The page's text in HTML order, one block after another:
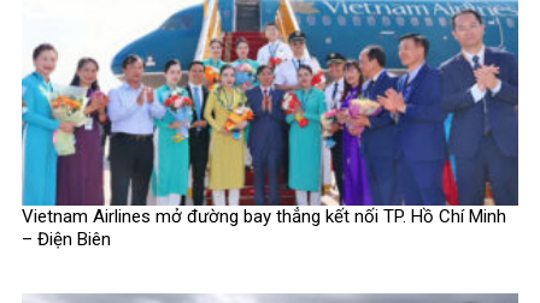
Vietnam Airlines mở đường bay thẳng kết nối TP. Hồ Chí Minh
– Điện Biên